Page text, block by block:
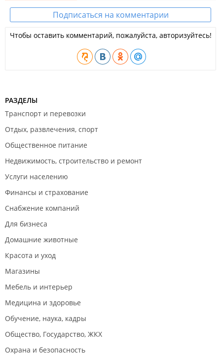
Подписаться на комментарии
Чтобы оставить комментарий, пожалуйста, авторизуйтесь!
РАЗДЕЛЫ
Транспорт и перевозки
Отдых, развлечения, спорт
Общественное питание
Недвижимость, строительство и ремонт
Услуги населению
Финансы и страхование
Снабжение компаний
Для бизнеса
Домашние животные
Красота и уход
Магазины
Мебель и интерьер
Медицина и здоровье
Обучение, наука, кадры
Общество, Государство, ЖКХ
Охрана и безопасность